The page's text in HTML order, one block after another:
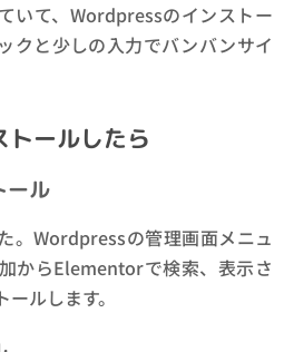
いて、Wordpressのインストー
クと少しの入力でバンバンサイ
ールしたら
ール
。Wordpressの管理画面メニュ
からElementorで検索、表示さ
ルします。